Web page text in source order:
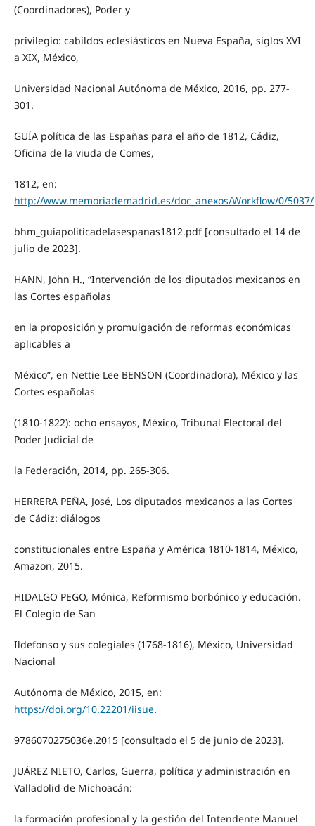
(Coordinadores), Poder y
privilegio: cabildos eclesiásticos en Nueva España, siglos XVI
a XIX, México,
Universidad Nacional Autónoma de México, 2016, pp. 277-
301.
GUÍA política de las Españas para el año de 1812, Cádiz,
Oficina de la viuda de Comes,
1812, en:
http://www.memoriademadrid.es/doc_anexos/Workflow/0/5037/
bhm_guiapoliticadelasespanas1812.pdf [consultado el 14 de
julio de 2023].
HANN, John H., “Intervención de los diputados mexicanos en
las Cortes españolas
en la proposición y promulgación de reformas económicas
aplicables a
México”, en Nettie Lee BENSON (Coordinadora), México y las
Cortes españolas
(1810-1822): ocho ensayos, México, Tribunal Electoral del
Poder Judicial de
la Federación, 2014, pp. 265-306.
HERRERA PEÑA, José, Los diputados mexicanos a las Cortes
de Cádiz: diálogos
constitucionales entre España y América 1810-1814, México,
Amazon, 2015.
HIDALGO PEGO, Mónica, Reformismo borbónico y educación.
El Colegio de San
Ildefonso y sus colegiales (1768-1816), México, Universidad
Nacional
Autónoma de México, 2015, en:
https://doi.org/10.22201/iisue.
9786070275036e.2015 [consultado el 5 de junio de 2023].
JUÁREZ NIETO, Carlos, Guerra, política y administración en
Valladolid de Michoacán:
la formación profesional y la gestión del Intendente Manuel